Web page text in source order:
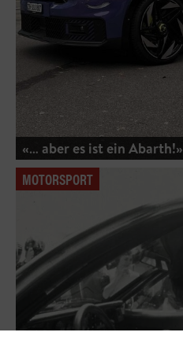
«… aber es ist ein Abarth!»
MOTORSPORT